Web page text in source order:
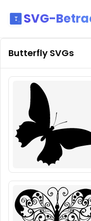
SVG-
Butterfly SVGs